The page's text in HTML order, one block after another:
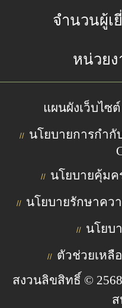
จำนวนผู้เ
หน่วย
แผนผังเว็บไซต์
// นโยบายการกำกั
// นโยบายคุ้ม
// นโยบายรักษาคว
// นโยบ
// ตัวช่วยเหลื
สงวนลิขสิทธิ์ ©